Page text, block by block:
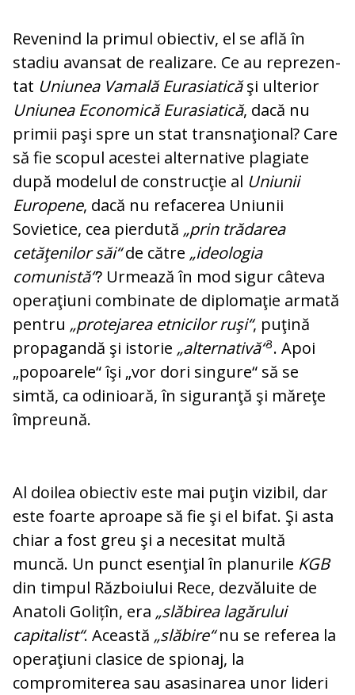
Revenind la primul obiectiv, el se află în
stadiu avansat de realizare. Ce au re­pre­zen­
tat Uniunea Vamală Eurasiaticăşi ulterior
Uniunea Economică Eurasiatică, dacă nu
primii paşi spre un stat trans­na­ţional? Care
să fie scopul acestei alter­na­tive plagiate
după modelul de construcţie al Uniunii
Europene, dacă nu refacerea Uniunii
Sovietice, cea pierdută „prin tră­da­rea
cetăţenilor săi“de către „ideologia
comunistă“? Urmează în mod sigur câ­te­va
operaţiuni combinate de diplomaţie ar­mată
pentru „protejarea etnicilor ruşi“, puţină
propagandă şi istorie „alter­na­ti­vă“3. Apoi
„popoarele“ îşi „vor dori sin­gure“ să se
simtă, ca odinioară, în si­gu­ranţă şi măreţe
împreună.
Al doilea obiectiv este mai puţin vizibil, dar
este foarte aproape să fie şi el bifat. Şi asta
chiar a fost greu şi a necesitat multă
muncă. Un punct esenţial în planurile KGB
din timpul Războiului Rece, dez­vă­luite de
Anatoli Golițîn, era „slăbirea la­gă­rului
capitalist“. Această „slăbire“nu se referea la
operaţiuni clasice de spionaj, la
compromiterea sau asasinarea unor lideri